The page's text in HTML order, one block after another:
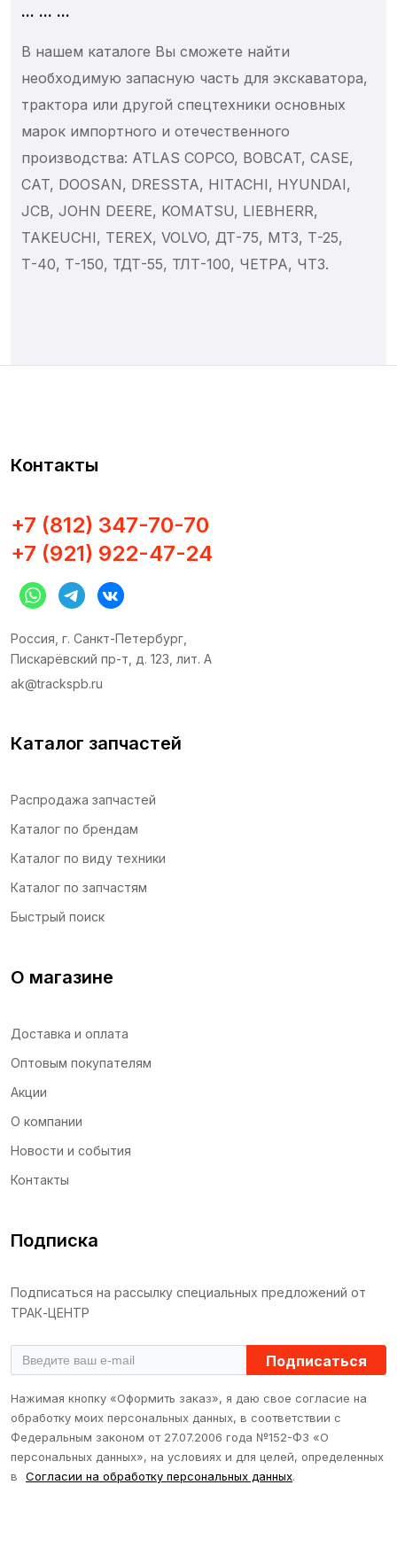
... ... ...
В нашем каталоге Вы сможете найти
необходимую запасную часть для экскаватора,
трактора или другой спецтехники основных
марок импортного и отечественного
производства: ATLAS COPCO, BOBCAT, CASE,
CAT, DOOSAN, DRESSTA, HITACHI, HYUNDAI,
JCB, JOHN DEERE, KOMATSU, LIEBHERR,
TAKEUCHI, TEREX, VOLVO, ДТ-75, МТЗ, Т-25,
Т-40, Т-150, ТДТ-55, ТЛТ-100, ЧЕТРА, ЧТЗ.
Контакты
+7 (812) 347-70-70
+7 (921) 922-47-24
Россия, г. Санкт-Петербург,
Пискарёвский пр-т, д. 123, лит. А
ak@trackspb.ru
Каталог запчастей
Распродажа запчастей
Каталог по брендам
Каталог по виду техники
Каталог по запчастям
Быстрый поиск
О магазине
Доставка и оплата
Оптовым покупателям
Акции
О компании
Новости и события
Контакты
Подписка
Подписаться на рассылку специальных предложений от
ТРАК-ЦЕНТР
Подписаться
Нажимая кнопку «Оформить заказ», я даю свое согласие на
обработку моих персональных данных, в соответствии с
Федеральным законом от 27.07.2006 года №152-ФЗ «О
персональных данных», на условиях и для целей, определенных
в
Согласии на обработку персональных данных.